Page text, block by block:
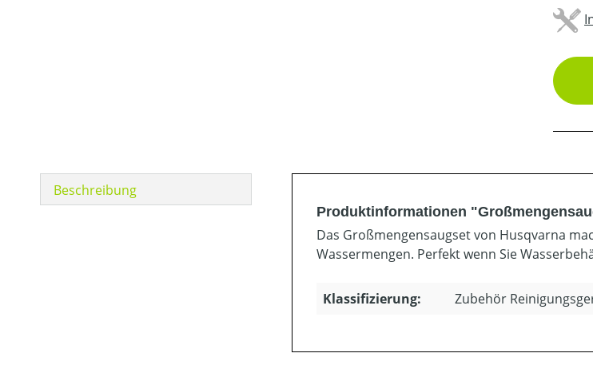
Beschreibung
Produktinformationen
Das Großmengensaugset von Husqvarna
Wassermengen. Perfekt wenn Sie
Klassifizierung: Zubehör